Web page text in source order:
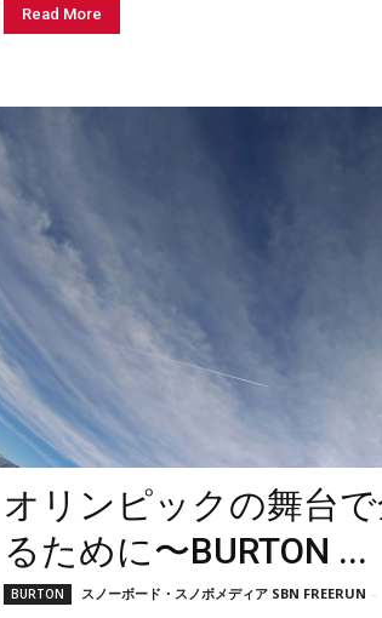
Read More
オリンピックの舞台
るために〜BURTON ...
BURTON スノーボード・スノボメディア SBN FREERUN -